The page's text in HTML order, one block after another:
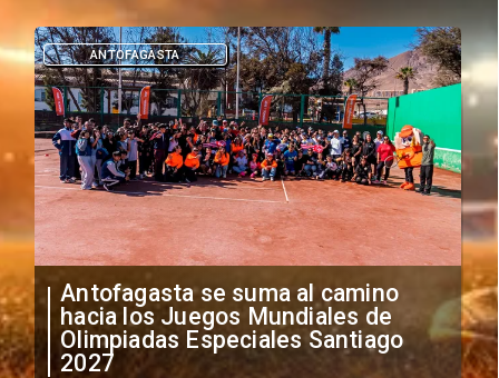
"Falta de profesionalismo": Sifup
anuncia medidas por situación
irregular de futbolistas
extranjeros
DEPORTES